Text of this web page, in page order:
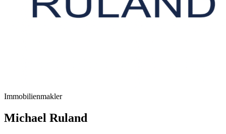
Immobilienmakler
Michael Ruland